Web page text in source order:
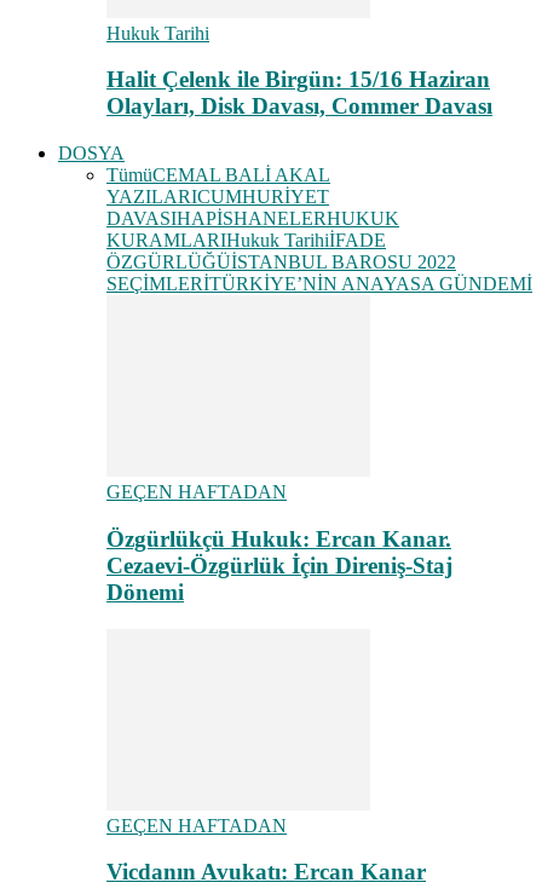
Hukuk Tarihi
Halit Çelenk ile Birgün: 15/16 Haziran
Olayları, Disk Davası, Commer Davası
DOSYA
TümüCEMAL BALİ AKAL
YAZILARICUMHURİYET
DAVASIHAPİSHANELERHUKUK
KURAMLARIHukuk TarihiİFADE
ÖZGÜRLÜĞÜİSTANBUL BAROSU 2022
SEÇİMLERİTÜRKİYE’NİN ANAYASA GÜNDEMİ
GEÇEN HAFTADAN
Özgürlükçü Hukuk: Ercan Kanar.
Cezaevi-Özgürlük İçin Direniş-Staj
Dönemi
GEÇEN HAFTADAN
Vicdanın Avukatı: Ercan Kanar